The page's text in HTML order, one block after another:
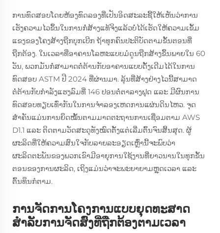
ການທົດສອບໂດຍຫ້ອງທົດລອງທີ່ເປັນອິດສະລະຊີ້ໃຫ້ເຫັນວ່າການ
ເຮັງຄວາມໄວຂຶ້ນໃນການກໍ່ສ້າງແທ້ຈິງແລ້ວບໍ່ໄດ້ເຮັດໃຫ້ຄວາມເຂັ້ມ
ແຂງຂອງໂຄງສ້າງຖືກບຸກເບີກ ຖ້າທຸກຄົນປະຕິບັດຕາມຂັ້ນຕອນທີ່
ຖືກຕ້ອງ. ໃນເວລາທີ່ອາຄານໂລຫະແບບມໍດູນຖືກສ້າງຂຶ້ນພາຍໃນ 60
ວັນ, ພວກມັນກໍ່ສາມາດຕໍ່ຕ້ານກັບອາຄານແບບດັ້ງເດີມໄດ້ໃນການ
ທົດສອບ ASTM ປີ 2024 ທີ່ຜ່ານມາ. ລຸ້ນທີ່ສ້າງຢ່າງໄວນີ້ສາມາດ
ຕໍ່ຕ້ານກັບກຳລັງແຮງລົມທີ່ 146 ປອນຕໍ່ຕາລາງຟຸດ ແລະ ມີຜົນການ
ທົດສອບທຽບເທົ່າກັນໃນການຈຳລອງເຫດການແຜ່ນດິນໄຫວ. ຈຸດ
ສຳຄັນແມ່ນການຍຶດໝັ້ນຕາມມາດຕະຖານການເຊື່ອມຕາມ AWS
D1.1 ແລະ ຕິດຕາມວັດສະດຸທັງໝົດຕັ້ງແຕ່ເລີ່ມຕົ້ນຈົນສິ້ນສຸດ. ຜູ້
ຜະລິດທີ່ໃຫ້ຄວາມສົນໃຈກັບລາຍລະອຽດເຫຼົ່ານີ້ຈະພົບວ່າ
ຜະລິດຕະພັນຂອງພວກເຂົາມີອາຍຸການໃຊ້ງານທີ່ຍາວນານໃນທຸກຂັ້ນ
ຕອນຂອງການຜະລິດ, ເຖິງແມ່ນວ່າຈະພະຍາຍາມຫຼຸດເວລາ ແລະ
ຕົ້ນທຶນກໍຕາມ.
ການຈັດການໂຄງການແບບຍຸດທະສາດ
ສຳລັບການຈັດສົ່ງທີ່ຖືກຕ້ອງຕາມເວລາ